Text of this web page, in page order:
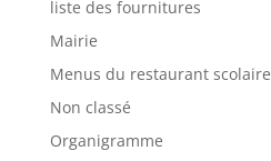
liste des fournitures
Mairie
Menus du restaurant scolaire
Non classé
Organigramme